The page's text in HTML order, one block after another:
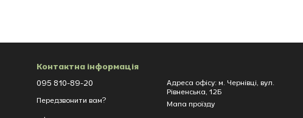
Контактна інформація
095 810-89-20
Передзвонити вам?
Адреса офісу: м. Чернівці, вул.
Рівненська, 12Б
Мапа проїзду